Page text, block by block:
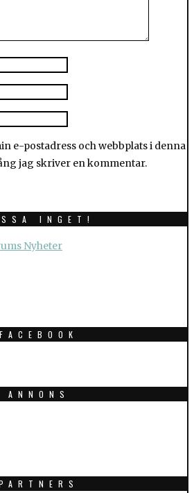
e-postadress och webbplats i denna
jag skriver en kommentar.
INGET!
FACEBOOK
ANNONS